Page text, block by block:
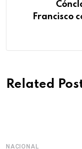
Francisco
Related
NACIONAL